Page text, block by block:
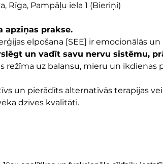
Rīga, Pampāļu iela 1 (Bieriņi)
apziņas prakse.
elpošana [SEE] ir emocionālās
un vadīt savu nervu sistēmu,
režīma uz balansu, mieru un ikdienas
un pierādīts alternatīvās terapijas
dzīves kvalitāti.